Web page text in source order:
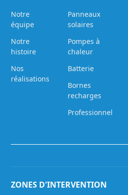
Notre
équipe
Notre
histoire
Nos
réalisations
Panneaux
solaires
Pompes à
chaleur
Batterie
Bornes
recharges
Professionnel
ZONES D'INTERVENTION